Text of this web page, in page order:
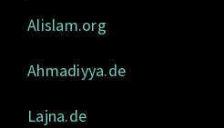
Alislam.org
Ahmadiyya.de
Lajna.de